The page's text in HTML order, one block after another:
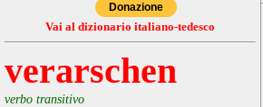
Donazione
Vai al dizionario italiano-tedesco
verarschen
verbo transitivo